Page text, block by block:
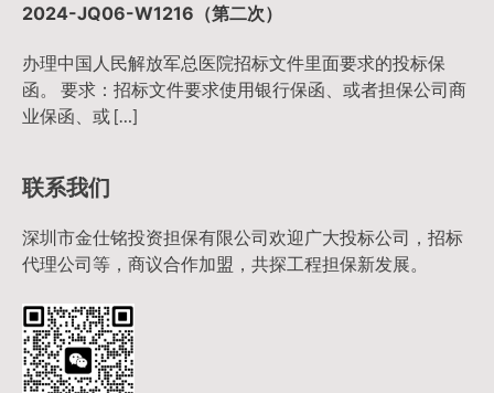
2024-JQ06-W1216（第二次）
办理中国人民解放军总医院招标文件里面要求的投标保
函。 要求：招标文件要求使用银行保函、或者担保公司商
业保函、或 […]
联系我们
深圳市金仕铭投资担保有限公司欢迎广大投标公司，招标
代理公司等，商议合作加盟，共探工程担保新发展。